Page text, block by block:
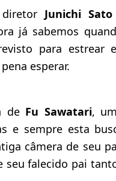
Junichi Sato
já sabemos
para estrear
esperar.
de Fu Sawatari,
e sempre esta
câmera de seu
seu falecido pai